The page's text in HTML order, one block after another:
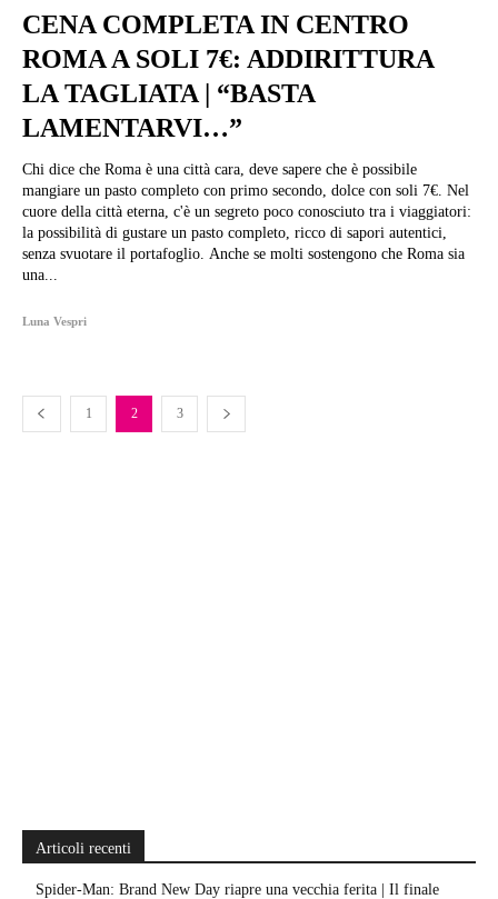
CENA COMPLETA IN CENTRO
ROMA A SOLI 7€: ADDIRITTURA
LA TAGLIATA | “BASTA
LAMENTARVI…”
Chi dice che Roma è una città cara, deve sapere che è possibile
mangiare un pasto completo con primo secondo, dolce con soli 7€. Nel
cuore della città eterna, c'è un segreto poco conosciuto tra i viaggiatori:
la possibilità di gustare un pasto completo, ricco di sapori autentici,
senza svuotare il portafoglio. Anche se molti sostengono che Roma sia
una...
Luna Vespri
1 2 3
Articoli recenti
Spider-Man: Brand New Day riapre una vecchia ferita | Il finale